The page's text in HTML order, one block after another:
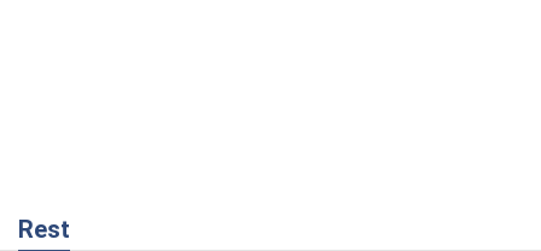
Rest